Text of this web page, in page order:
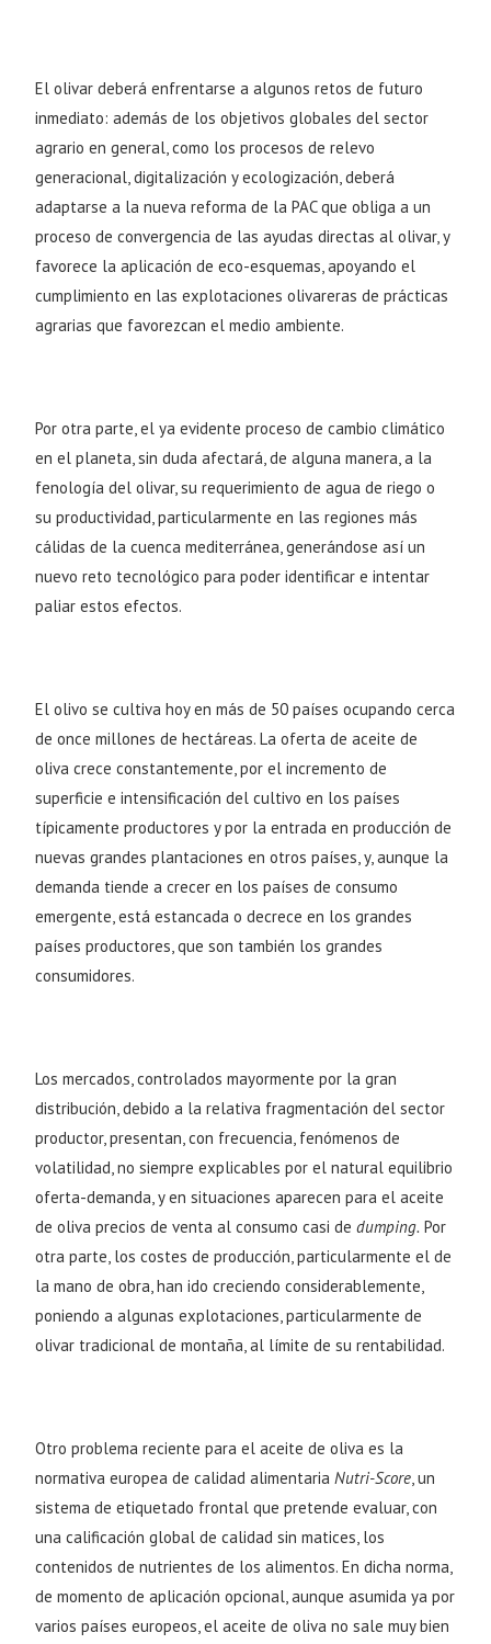
El olivar deberá enfrentarse a algunos retos de futuro
inmediato: además de los objetivos globales del sector
agrario en general, como los procesos de relevo
generacional, digitalización y ecologización, deberá
adaptarse a la nueva reforma de la PAC que obliga a un
proceso de convergencia de las ayudas directas al olivar, y
favorece la aplicación de eco-esquemas, apoyando el
cumplimiento en las explotaciones olivareras de prácticas
agrarias que favorezcan el medio ambiente.
Por otra parte, el ya evidente proceso de cambio climático
en el planeta, sin duda afectará, de alguna manera, a la
fenología del olivar, su requerimiento de agua de riego o
su productividad, particularmente en las regiones más
cálidas de la cuenca mediterránea, generándose así un
nuevo reto tecnológico para poder identificar e intentar
paliar estos efectos.
El olivo se cultiva hoy en más de 50 países ocupando cerca
de once millones de hectáreas. La oferta de aceite de
oliva crece constantemente, por el incremento de
superficie e intensificación del cultivo en los países
típicamente productores y por la entrada en producción de
nuevas grandes plantaciones en otros países, y, aunque la
demanda tiende a crecer en los países de consumo
emergente, está estancada o decrece en los grandes
países productores, que son también los grandes
consumidores.
Los mercados, controlados mayormente por la gran
distribución, debido a la relativa fragmentación del sector
productor, presentan, con frecuencia, fenómenos de
volatilidad, no siempre explicables por el natural equilibrio
oferta-demanda, y en situaciones aparecen para el aceite
de oliva precios de venta al consumo casi dedumping. Por
otra parte, los costes de producción, particularmente el de
la mano de obra, han ido creciendo considerablemente,
poniendo a algunas explotaciones, particularmente de
olivar tradicional de montaña, al límite de su rentabilidad.
Otro problema reciente para el aceite de oliva es la
normativa europea de calidad alimentariaNutri-Score, un
sistema de etiquetado frontal que pretende evaluar, con
una calificación global de calidad sin matices, los
contenidos de nutrientes de los alimentos. En dicha norma,
de momento de aplicación opcional, aunque asumida ya por
varios países europeos, el aceite de oliva no sale muy bien